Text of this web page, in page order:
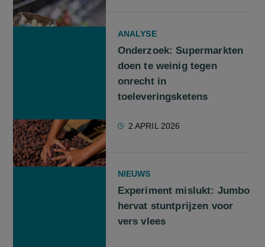
ANALYSE
Onderzoek: Supermarkten
doen te weinig tegen
onrecht in
toeleveringsketens
2 APRIL 2026
NIEUWS
Experiment mislukt: Jumbo
hervat stuntprijzen voor
vers vlees